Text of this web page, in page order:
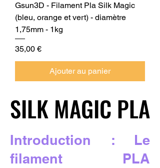
Gsun3D - Filament Pla Silk Magic
(bleu, orange et vert) - diamètre
1,75mm - 1kg
Prix
35,00 €
Ajouter au panier
SILK MAGIC PLA
SILK MAGIC PLA
Introduction : Le
filament PLA